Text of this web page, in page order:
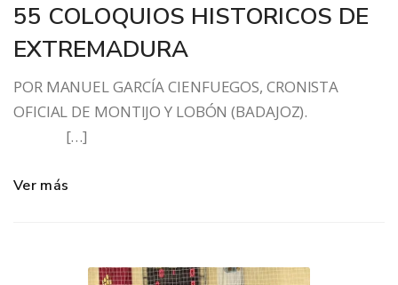
55 COLOQUIOS HISTORICOS DE
EXTREMADURA
POR MANUEL GARCÍA CIENFUEGOS, CRONISTA
OFICIAL DE MONTIJO Y LOBÓN (BADAJOZ).
[…]
Ver más